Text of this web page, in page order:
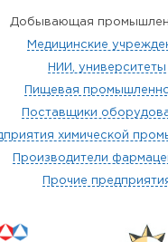
Добывающая
Медицинские
НИИ, университеты
Пищевая
Поставщики
химической
Производители
Прочие